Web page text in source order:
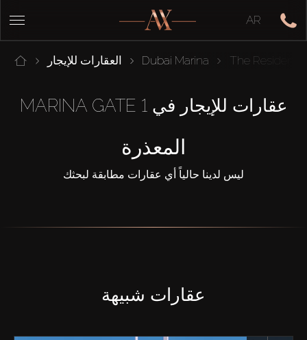
AR
العقارات للإيجار Dubai Marina The
عقارات للإيجار في MARINA GATE 1
المعذرة
ليس لدينا حالياً أي عقارات مطابقة لبحثك
عقارات شبيهة